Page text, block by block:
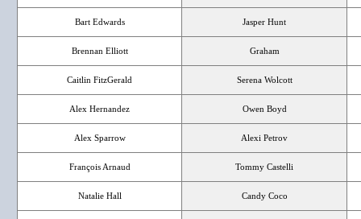
Bart Edwards Jasper Hunt
Brennan Elliott Graham
Caitlin FitzGerald Serena Wolcott
Alex Hernandez Owen Boyd
Alex Sparrow Alexi Petrov
François Arnaud Tommy Castelli
Natalie Hall Candy Coco